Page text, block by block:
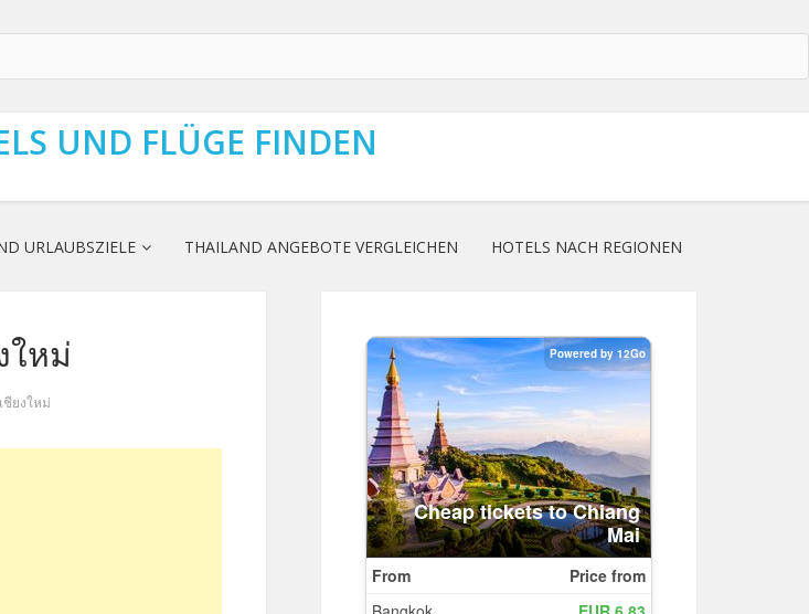
UND FLÜGE FINDEN
URLAUBSZIELE THAILAND ANGEBOTE VERGLEICHEN HOTELS NACH REGIONEN
ใหม่
ชียงใหม่